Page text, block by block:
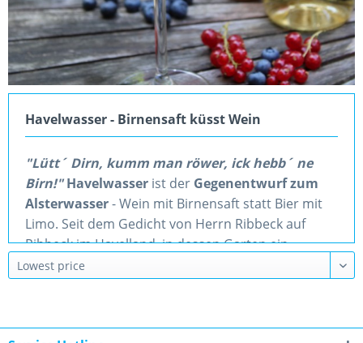
Havelwasser - Birnensaft küsst Wein
"Lütt´ Dirn, kumm man röwer, ick hebb´ ne
Birn!"Havelwasser ist der Gegenentwurf zum
Alsterwasser- Wein mit Birnensaft statt Bier mit
Limo. Seit dem Gedicht von Herrn Ribbeck auf
Ribbeck im Havelland, in dessen Garten ein
Birnbaum stand, kann natürlich nur die Havel der
namensgebende Fluss sein.